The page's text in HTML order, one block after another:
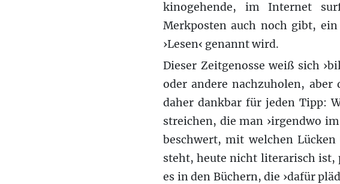
kinogehende, im Internet
Merkposten auch noch gibt,
›Lesen‹ genannt wird.
Dieser Zeitgenosse weiß sich
oder andere nachzuholen,
daher dankbar für jeden Tipp:
streichen, die man ›irgendwo
beschwert, mit welchen
steht, heute nicht literarisch ist,
es in den Büchern, die ›dafür